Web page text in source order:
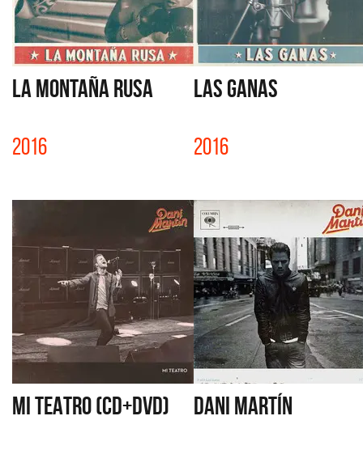
LA MONTAÑA RUSA
2016
LAS GANAS
2016
MI TEATRO (CD+DVD) DANI MARTÍN